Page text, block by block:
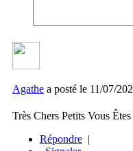
Agathe a posté le 11/07/
Très Chers Petits Vous
Répondre |